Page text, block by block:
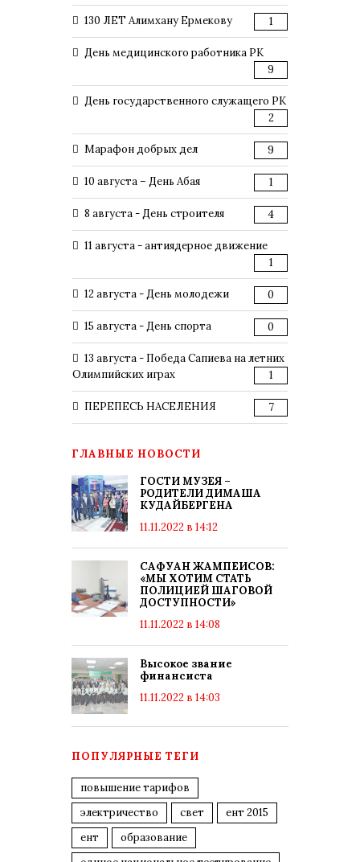
130 ЛЕТ Алимхану Ермекову 1
День медицинского работника РК
9
День государственного служащего РК
2
Марафон добрых дел 9
10 августа – День Абая 1
8 августа - День строителя 4
11 августа - антиядерное движение
1
12 августа - День молодежи 0
15 августа - День спорта 0
13 августа - Победа Сапиева на летних
Олимпийских играх
1
ПЕРЕПЕСЬ НАСЕЛЕНИЯ 7
ГЛАВНЫЕ НОВОСТИ
ГОСТИ МУЗЕЯ –
РОДИТЕЛИ ДИМАША
КУДАЙБЕРГЕНА
11.11.2022 в 14:12
САФУАН ЖАМПЕИСОВ:
«МЫ ХОТИМ СТАТЬ
ПОЛИЦИЕЙ ШАГОВОЙ
ДОСТУПНОСТИ»
11.11.2022 в 14:08
Высокое звание
финансиста
11.11.2022 в 14:03
ПОПУЛЯРНЫЕ ТЕГИ
повышение тарифов
электричество
свет
ент 2015
ент
образование